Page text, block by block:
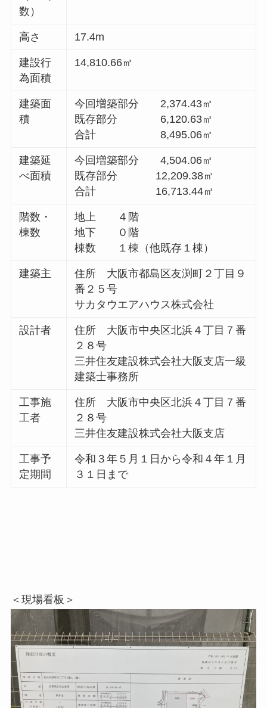
数）
高さ 17.4m
建設行
為面積
14,810.66㎡
建築面
積
今回増築部分 2,374.43㎡
既存部分 6,120.63㎡
合計 8,495.06㎡
建築延
べ面積
今回増築部分 4,504.06㎡
既存部分 12,209.38㎡
合計 16,713.44㎡
階数・
棟数
地上 ４階
地下 ０階
棟数 １棟（他既存１棟）
建築主
住所 大阪市都島区友渕町２丁目９
番２５号
サカタウエアハウス株式会社
設計者
住所 大阪市中央区北浜４丁目７番
２８号
三井住友建設株式会社大阪支店一級
建築士事務所
工事施
工者
住所 大阪市中央区北浜４丁目７番
２８号
三井住友建設株式会社大阪支店
工事予
定期間
令和３年５月１日から令和４年１月
３１日まで
＜現場看板＞